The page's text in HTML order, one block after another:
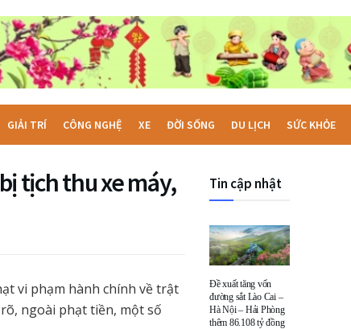
GIẢI TRÍ CÔNG NGHỆ XE ĐỜI SỐNG DU LỊCH SỨC KHỎE
tịch thu xe máy,
vi phạm hành chính về trật
ngoài phạt tiền, một số
Tin cập nhật
Đề xuất tăng vốn
đường sắt Lào Cai –
Hà Nội – Hải Phòng
thêm 86.108 tỷ đồng